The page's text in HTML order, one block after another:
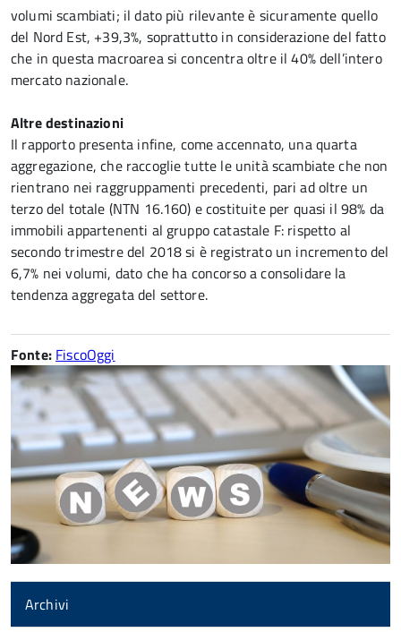
volumi scambiati; il dato più rilevante è sicuramente quello
del Nord Est, +39,3%, soprattutto in considerazione del fatto
che in questa macroarea si concentra oltre il 40% dell’intero
mercato nazionale.
Altre destinazioni
Il rapporto presenta infine, come accennato, una quarta
aggregazione, che raccoglie tutte le unità scambiate che non
rientrano nei raggruppamenti precedenti, pari ad oltre un
terzo del totale (NTN 16.160) e costituite per quasi il 98% da
immobili appartenenti al gruppo catastale F: rispetto al
secondo trimestre del 2018 si è registrato un incremento del
6,7% nei volumi, dato che ha concorso a consolidare la
tendenza aggregata del settore.
Fonte: FiscoOggi
Archivi